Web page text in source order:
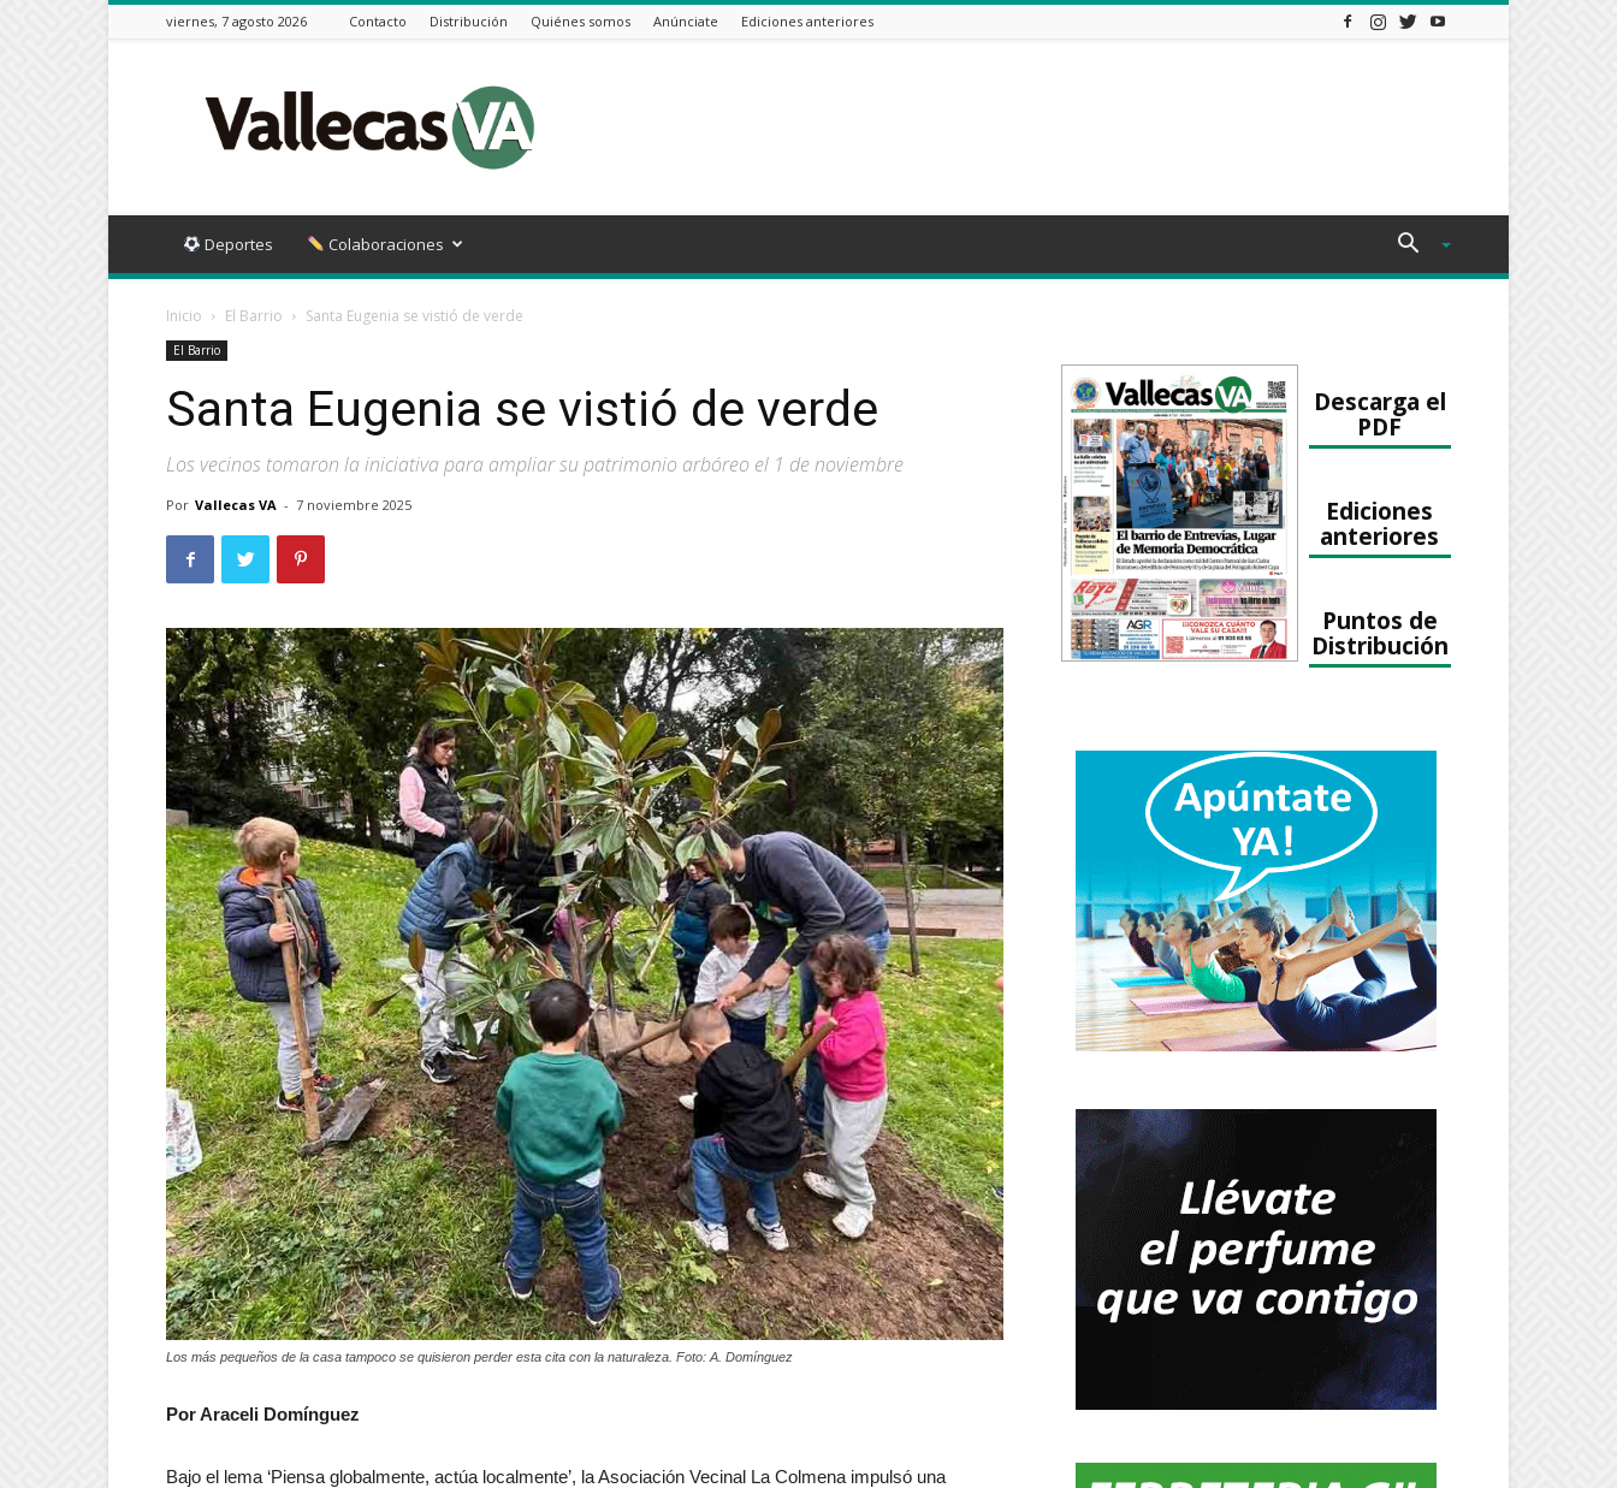
viernes, 7 agosto 2026 Contacto Distribución Quiénes somos Anúnciate Ediciones anteriores
VA
Deportes Colaboraciones
Inicio El Barrio Santa Eugenia se vistió de verde
El Barrio
Santa Eugenia se vistió de verde
Los vecinos tomaron la iniciativa para ampliar su patrimonio arbóreo el 1 de noviembre
Por Vallecas VA - 7 noviembre 2025
Los más pequeños de la casa tampoco se quisieron perder esta cita con la naturaleza. Foto: A. Domínguez
Por Araceli Domínguez
Bajo el lema ‘Piensa globalmente, actúa localmente’, la Asociación Vecinal La Colmena impulsó una
Descarga el
PDF
Ediciones
anteriores
Puntos de
Distribución